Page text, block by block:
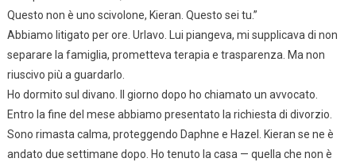
Questo non è uno scivolone, Kieran. Questo sei tu.”
Abbiamo litigato per ore. Urlavo. Lui piangeva, mi supplicava di non
separare la famiglia, prometteva terapia e trasparenza. Ma non
riuscivo più a guardarlo.
Ho dormito sul divano. Il giorno dopo ho chiamato un avvocato.
Entro la fine del mese abbiamo presentato la richiesta di divorzio.
Sono rimasta calma, proteggendo Daphne e Hazel. Kieran se ne è
andato due settimane dopo. Ho tenuto la casa — quella che non è